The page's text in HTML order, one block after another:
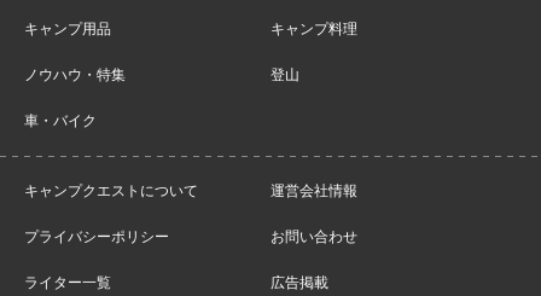
キャンプ用品 キャンプ料理
ノウハウ・特集 登山
車・バイク
キャンプクエストについて 運営会社情報
プライバシーポリシー お問い合わせ
ライター一覧 広告掲載